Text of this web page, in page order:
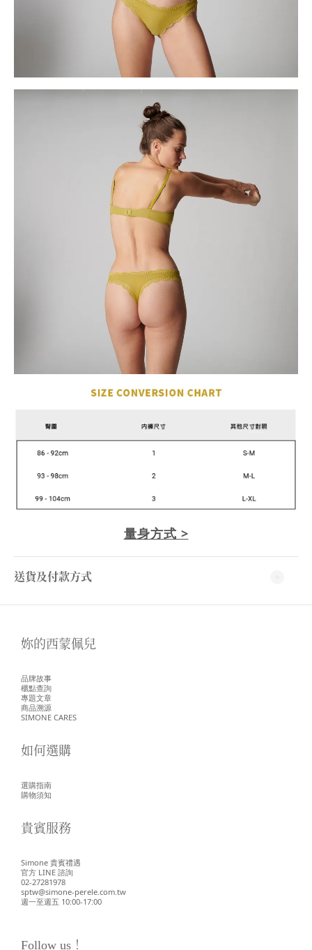
量身方式 >
送貨及付款方式
妳的西蒙佩兒
品牌故事
櫃點查詢
專題文章
商品溯源
SIMONE CARES
如何選購
選購指南
購物須知
貴賓服務
Simone 貴賓禮遇
官方 LINE 諮詢
02-27281978
sptw@simone-perele.com.tw
週一至週五 10:00-17:00
Follow us！